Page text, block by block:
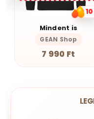
10
Mindent is
GEAN Shop
7 990 Ft